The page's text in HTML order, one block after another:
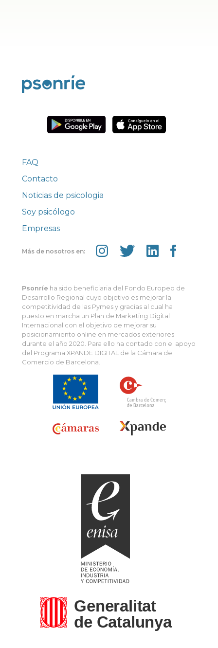
FAQ
Contacto
Noticias de psicologia
Soy psicólogo
Empresas
Más de nosotros en:
Psonríe ha sido beneficiaria del Fondo Europeo de
Desarrollo Regional cuyo objetivo es mejorar la
competitividad de las Pymes y gracias al cual ha
puesto en marcha un Plan de Marketing Digital
Internacional con el objetivo de mejorar su
posicionamiento online en mercados exteriores
durante el año 2020. Para ello ha contado con el apoyo
del Programa XPANDE DIGITAL de la Cámara de
Comercio de Barcelona.